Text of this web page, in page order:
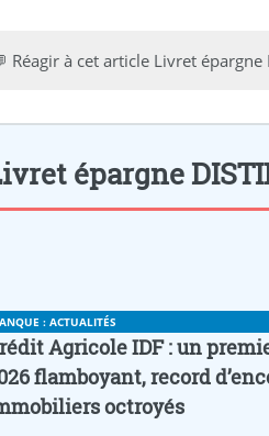
Réagir à cet article Livret épargne
épargne
: ACTUALITÉS
Agricole IDF : un
flamboyant, record
octroyés